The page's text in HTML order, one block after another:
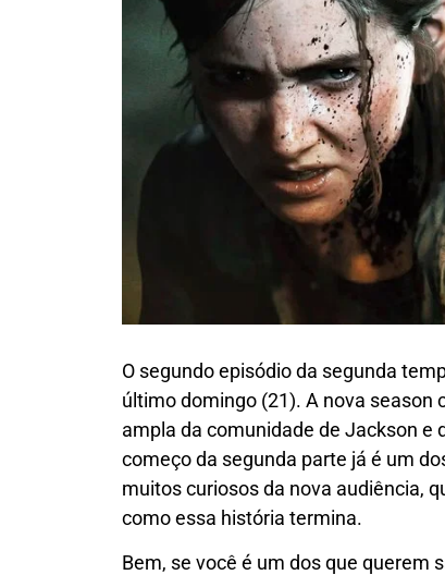
O segundo episódio da segunda
último domingo (21). A nova
ampla da comunidade de Jackson e
começo da segunda parte já é um
muitos curiosos da nova audiência,
como essa história termina.
Bem, se você é um dos que querem